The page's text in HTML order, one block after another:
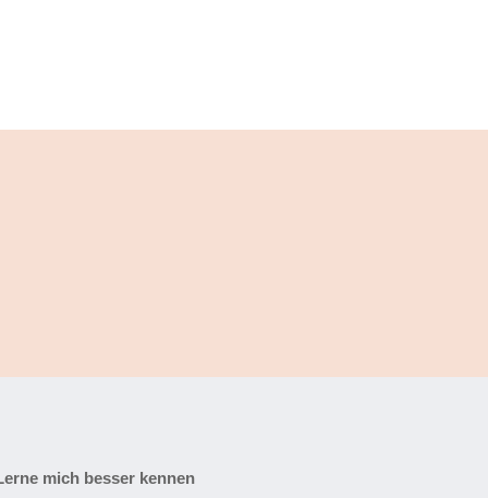
mich besser kennen